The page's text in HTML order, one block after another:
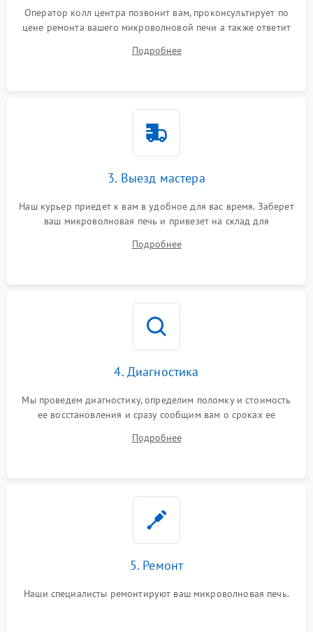
Оператор колл центра позвонит вам, проконсультирует по
цене ремонта вашего микроволновой печи а также ответит
Подробнее
3. Выезд мастера
Наш курьер приедет к вам в удобное для вас время. Заберет
ваш микроволновая печь и привезет на склад для
Подробнее
4. Диагностика
Мы проведем диагностику, определим поломку и стоимость
ее восстановления и сразу сообщим вам о сроках ее
Подробнее
5. Ремонт
Наши специалисты ремонтируют ваш микроволновая печь.